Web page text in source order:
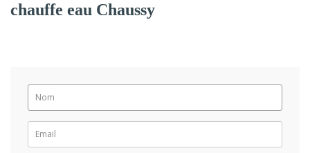
chauffe eau Chaussy